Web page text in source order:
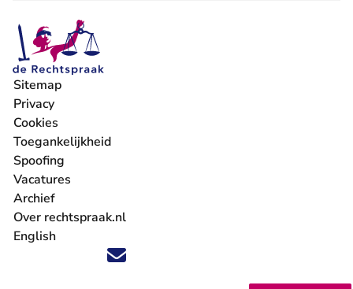
Volg ons op X (Twitter) - U verlaat Rechtspraak.nl
Volg ons op Facebook - U verlaat Rechtspraak.nl
Volg ons op Instagram - U verlaat Rechtspraak.nl
Volg ons op Youtube - U verlaat Rechtspraak.nl
Volg ons op LinkedIn - U verlaat
'Blijf op de hoogte' nieuwsbrief - U verlaat
Sitemap
Privacy
Cookies
Toegankelijkheid
Spoofing
Vacatures
- U verlaat Rechtspraak.nl
Archief
Over rechtspraak.nl
English